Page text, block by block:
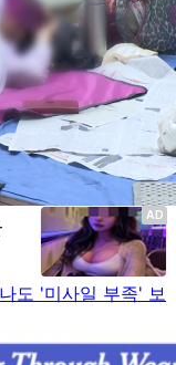
도 '미사일 부족' 보